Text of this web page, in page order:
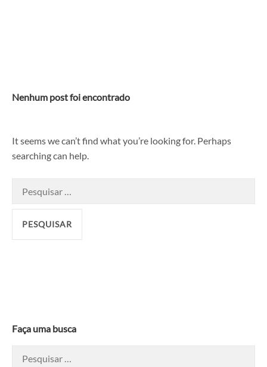
Nenhum post foi encontrado
It seems we can’t find what you’re looking for. Perhaps
searching can help.
por:
Faça uma busca
por: